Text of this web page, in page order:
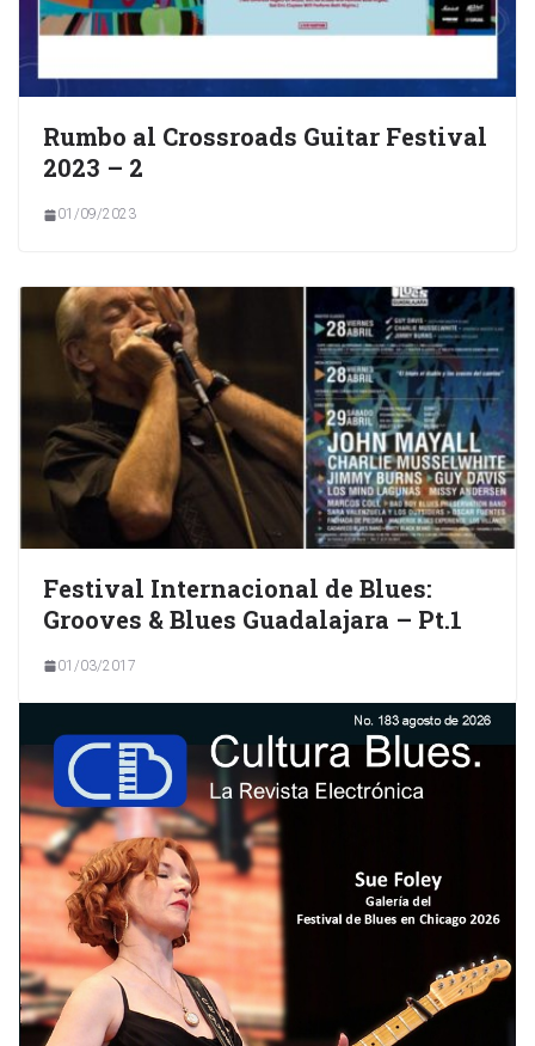
Rumbo al Crossroads Guitar Festival
2023 – 2
01/09/2023
Festival Internacional de Blues:
Grooves & Blues Guadalajara – Pt.1
01/03/2017